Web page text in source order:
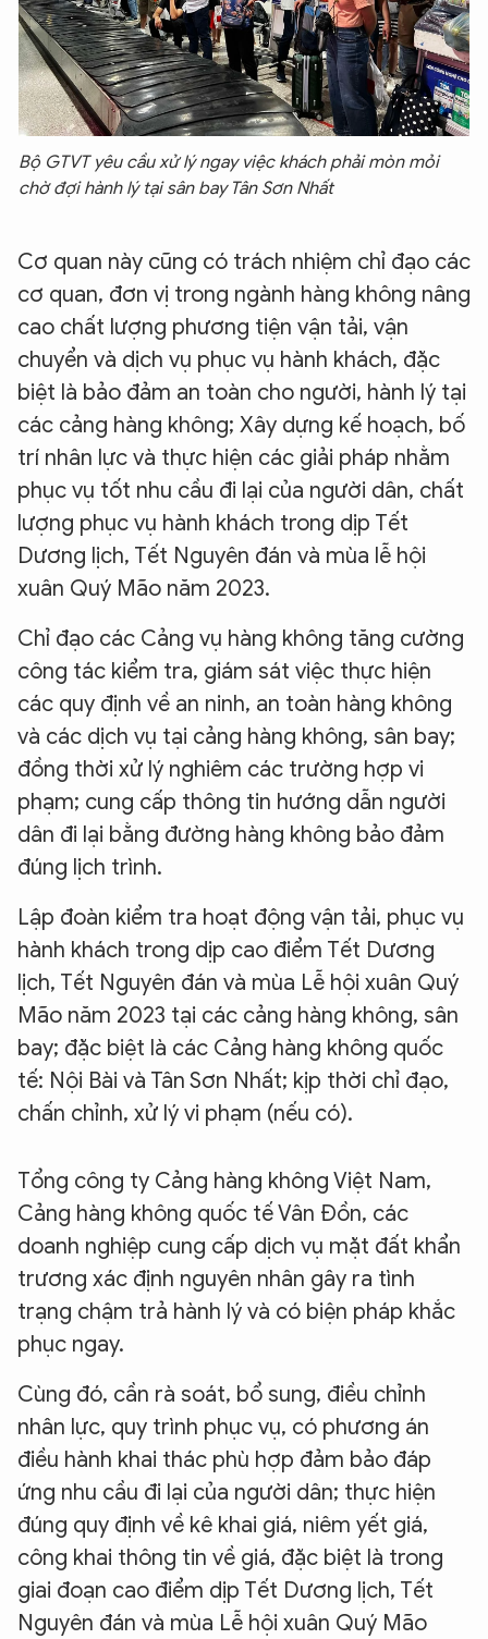
Bộ GTVT yêu cầu xử lý ngay việc khách phải mòn mỏi
chờ đợi hành lý tại sân bay Tân Sơn Nhất
Cơ quan này cũng có trách nhiệm chỉ đạo các
cơ quan, đơn vị trong ngành hàng không nâng
cao chất lượng phương tiện vận tải, vận
chuyển và dịch vụ phục vụ hành khách, đặc
biệt là bảo đảm an toàn cho người, hành lý tại
các cảng hàng không; Xây dựng kế hoạch, bố
trí nhân lực và thực hiện các giải pháp nhằm
phục vụ tốt nhu cầu đi lại của người dân, chất
lượng phục vụ hành khách trong dịp Tết
Dương lịch, Tết Nguyên đán và mùa lễ hội
xuân Quý Mão năm 2023.
Chỉ đạo các Cảng vụ hàng không tăng cường
công tác kiểm tra, giám sát việc thực hiện
các quy định về an ninh, an toàn hàng không
và các dịch vụ tại cảng hàng không, sân bay;
đồng thời xử lý nghiêm các trường hợp vi
phạm; cung cấp thông tin hướng dẫn người
dân đi lại bằng đường hàng không bảo đảm
đúng lịch trình.
Lập đoàn kiểm tra hoạt động vận tải, phục vụ
hành khách trong dịp cao điểm Tết Dương
lịch, Tết Nguyên đán và mùa Lễ hội xuân Quý
Mão năm 2023 tại các cảng hàng không, sân
bay; đặc biệt là các Cảng hàng không quốc
tế: Nội Bài và Tân Sơn Nhất; kịp thời chỉ đạo,
chấn chỉnh, xử lý vi phạm (nếu có).
Tổng công ty Cảng hàng không Việt Nam,
Cảng hàng không quốc tế Vân Đồn, các
doanh nghiệp cung cấp dịch vụ mặt đất khẩn
trương xác định nguyên nhân gây ra tình
trạng chậm trả hành lý và có biện pháp khắc
phục ngay.
Cùng đó, cần rà soát, bổ sung, điều chỉnh
nhân lực, quy trình phục vụ, có phương án
điều hành khai thác phù hợp đảm bảo đáp
ứng nhu cầu đi lại của người dân; thực hiện
đúng quy định về kê khai giá, niêm yết giá,
công khai thông tin về giá, đặc biệt là trong
giai đoạn cao điểm dịp Tết Dương lịch, Tết
Nguyên đán và mùa Lễ hội xuân Quý Mão